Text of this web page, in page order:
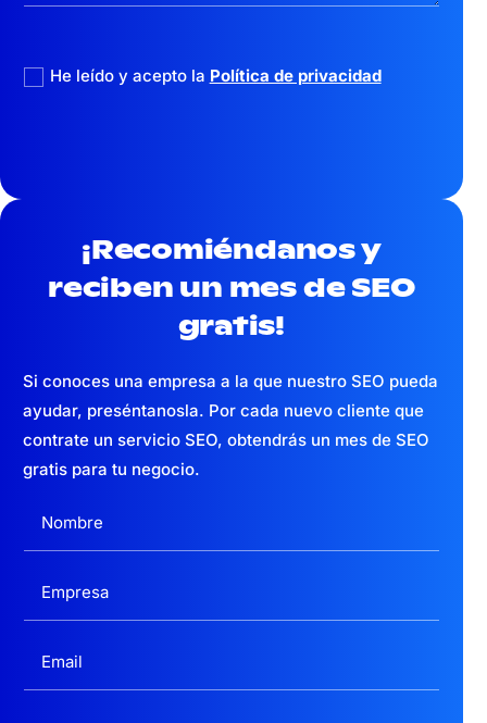
He leído y acepto la Política de privacidad
¡Recomiéndanos y
reciben un mesde SEO
gratis!
Si conoces una empresa a la que nuestro SEO pueda
ayudar, preséntanosla. Por cada nuevo cliente que
contrate un servicio SEO, obtendrás un mes de SEO
gratis para tu negocio.